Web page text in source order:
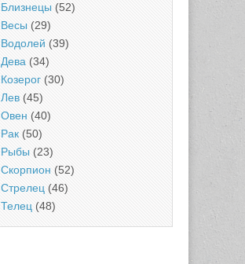
Близнецы (52)
Весы (29)
Водолей (39)
Дева (34)
Козерог (30)
Лев (45)
Овен (40)
Рак (50)
Рыбы (23)
Скорпион (52)
Стрелец (46)
Телец (48)